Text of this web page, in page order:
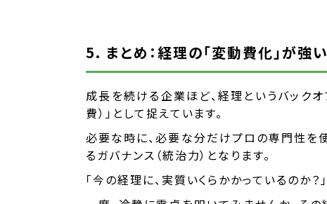
5. まとめ：経理の「変動費化」が強
成長を続ける企業ほど、経理というバックオ
費）」として捉えています。
必要な時に、必要な分だけプロの専門性を
るガバナンス（統治力）となります。
「今の経理に、実質いくらかかっているのか？」